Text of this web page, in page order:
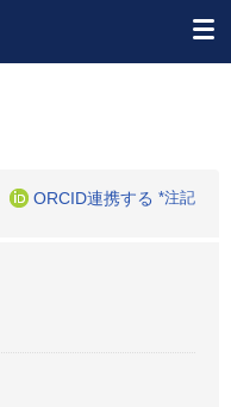
ORCID連携する *注記